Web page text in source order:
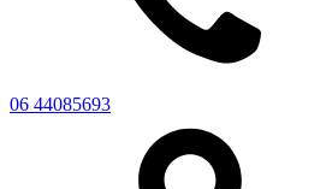
06 44085693